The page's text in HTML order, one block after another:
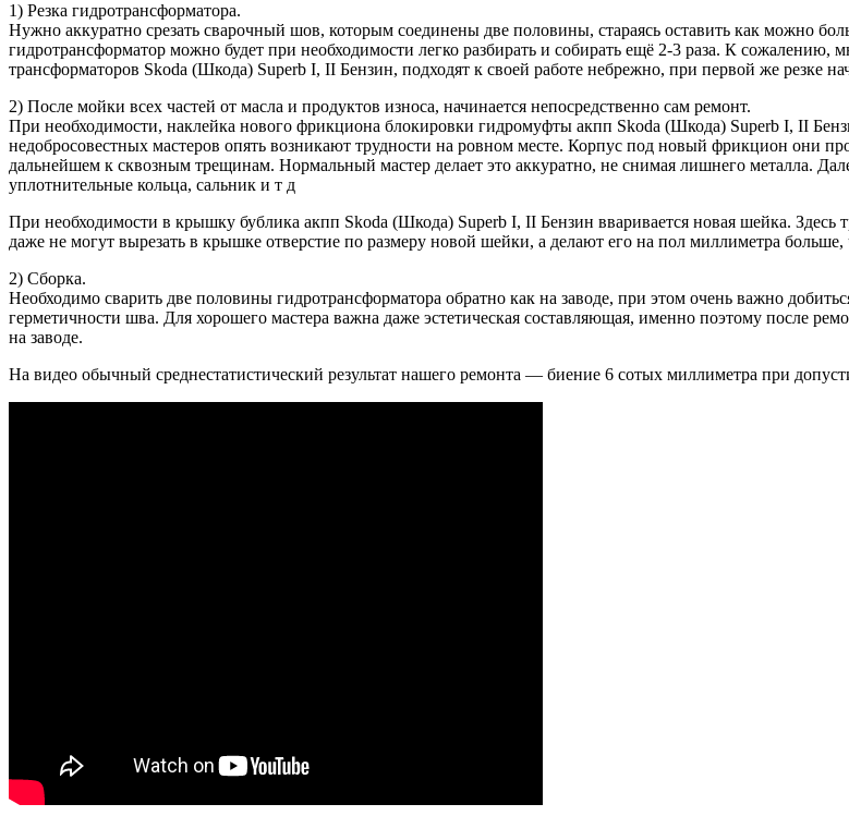
1) Резка гидротрансформатора.
Нужно аккуратно срезать сварочный шов, которым соединены две половины, стараясь оставить как можно
гидротрансформатор можно будет при необходимости легко разбирать и собирать ещё 2-3 раза. К сожалению,
трансформаторов Skoda (Шкода) Superb I, II Бензин, подходят к своей работе небрежно, при первой же резке
2) После мойки всех частей от масла и продуктов износа, начинается непосредственно сам ремонт.
При необходимости, наклейка нового фрикциона блокировки гидромуфты акпп Skoda (Шкода) Superb I, II
недобросовестных мастеров опять возникают трудности на ровном месте. Корпус под новый фрикцион они
дальнейшем к сквозным трещинам. Нормальный мастер делает это аккуратно, не снимая лишнего металла.
уплотнительные кольца, сальник и т д
При необходимости в крышку бублика акпп Skoda (Шкода) Superb I, II Бензин вваривается новая шейка. Здесь
даже не могут вырезать в крышке отверстие по размеру новой шейки, а делают его на пол миллиметра
2) Сборка.
Необходимо сварить две половины гидротрансформатора обратно как на заводе, при этом очень важно
герметичности шва. Для хорошего мастера важна даже эстетическая составляющая, именно поэтому после
на заводе.
На видео обычный среднестатистический результат нашего ремонта — биение 6 сотых миллиметра при